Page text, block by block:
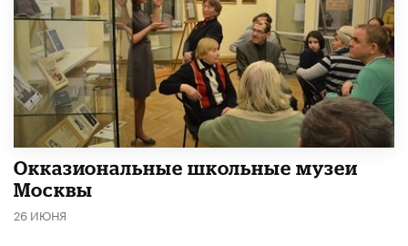
​Окказиональные школьные музеи
Москвы
26 ИЮНЯ